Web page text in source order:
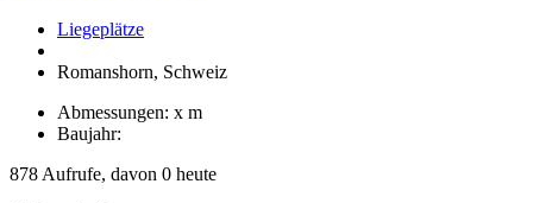
Liegeplätze
Romanshorn, Schweiz
Abmessungen: x m
Baujahr:
878 Aufrufe, davon 0 heute